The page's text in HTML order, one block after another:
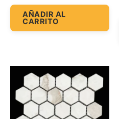
AÑADIR AL
CARRITO